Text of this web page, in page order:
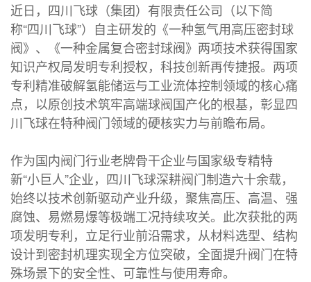
近日，四川飞球（集团）有限责任公司（以下简
称“四川飞球”）自主研发的《一种氢气用高压密封球
阀》、《一种金属复合密封球阀》两项技术获得国家
知识产权局发明专利授权，科技创新再传捷报。两项
专利精准破解氢能储运与工业流体控制领域的核心痛
点，以原创技术筑牢高端球阀国产化的根基，彰显四
川飞球在特种阀门领域的硬核实力与前瞻布局。
作为国内阀门行业老牌骨干企业与国家级专精特
新“小巨人”企业，四川飞球深耕阀门制造六十余载，
始终以技术创新驱动产业升级，聚焦高压、高温、强
腐蚀、易燃易爆等极端工况持续攻关。此次获批的两
项发明专利，立足行业前沿需求，从材料选型、结构
设计到密封机理实现全方位突破，全面提升阀门在特
殊场景下的安全性、可靠性与使用寿命。